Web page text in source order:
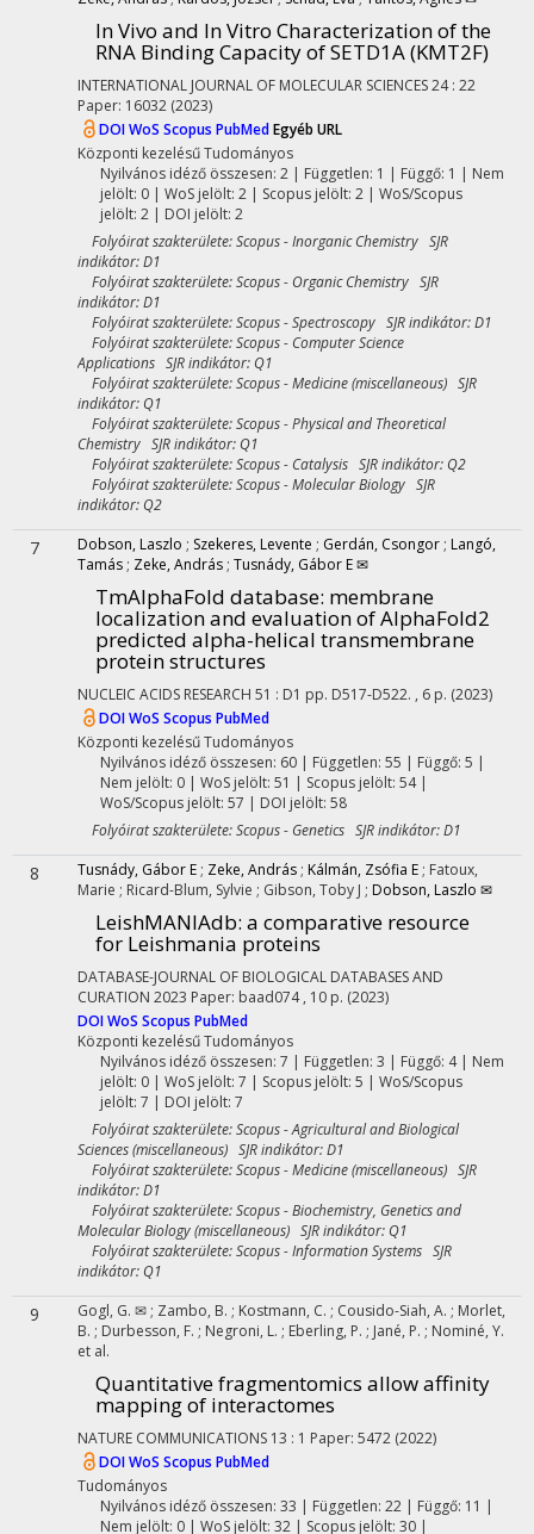
In Vivo and In Vitro Characterization of the
RNA Binding Capacity of SETD1A (KMT2F)
INTERNATIONAL JOURNAL OF MOLECULAR SCIENCES24: 22
Paper: 16032 (2023)
DOIWoS Scopus PubMedEgyéb URL
Központi kezelésűTudományos
Nyilvános idéző összesen: 2| Független: 1 | Függő: 1 | Nem
jelölt: 0 | WoS jelölt: 2 | Scopus jelölt: 2 | WoS/Scopus
jelölt: 2 | DOI jelölt: 2
Folyóirat szakterülete: Scopus - Inorganic Chemistry SJR
indikátor: D1
Folyóirat szakterülete: Scopus - Organic Chemistry SJR
indikátor: D1
Folyóirat szakterülete: Scopus - Spectroscopy SJR indikátor: D1
Folyóirat szakterülete: Scopus - Computer Science
Applications SJR indikátor: Q1
Folyóirat szakterülete: Scopus - Medicine (miscellaneous) SJR
indikátor: Q1
Folyóirat szakterülete: Scopus - Physical and Theoretical
Chemistry SJR indikátor: Q1
Folyóirat szakterülete: Scopus - Catalysis SJR indikátor: Q2
Folyóirat szakterülete: Scopus - Molecular Biology SJR
indikátor: Q2
7 Dobson, Laszlo ; Szekeres, Levente ; Gerdán, Csongor ; Langó,
Tamás ; Zeke, András ; Tusnády, Gábor E ✉
TmAlphaFold database: membrane
localization and evaluation of AlphaFold2
predicted alpha-helical transmembrane
protein structures
NUCLEIC ACIDS RESEARCH 51 : D1 pp. D517-D522. , 6 p. (2023)
DOIWoS Scopus PubMed
Központi kezelésűTudományos
Nyilvános idéző összesen: 60| Független: 55 | Függő: 5 |
Nem jelölt: 0 | WoS jelölt: 51 | Scopus jelölt: 54 |
WoS/Scopus jelölt: 57 | DOI jelölt: 58
Folyóirat szakterülete: Scopus - Genetics SJR indikátor: D1
8 Tusnády, Gábor E ; Zeke, András ; Kálmán, Zsófia E ; Fatoux,
Marie ; Ricard-Blum, Sylvie ; Gibson, Toby J ; Dobson, Laszlo ✉
LeishMANIAdb: a comparative resource
for Leishmania proteins
DATABASE-JOURNAL OF BIOLOGICAL DATABASES AND
CURATION 2023 Paper: baad074 , 10 p. (2023)
DOIWoS Scopus PubMed
Központi kezelésűTudományos
Nyilvános idéző összesen: 7 | Független: 3 | Függő: 4 | Nem
jelölt: 0 | WoS jelölt: 7 | Scopus jelölt: 5 | WoS/Scopus
jelölt: 7 | DOI jelölt: 7
Folyóirat szakterülete: Scopus - Agricultural and Biological
Sciences (miscellaneous) SJR indikátor: D1
Folyóirat szakterülete: Scopus - Medicine (miscellaneous) SJR
indikátor: D1
Folyóirat szakterülete: Scopus - Biochemistry, Genetics and
Molecular Biology (miscellaneous) SJR indikátor: Q1
Folyóirat szakterülete: Scopus - Information Systems SJR
indikátor: Q1
9 Gogl, G. ✉ ; Zambo, B. ; Kostmann, C. ; Cousido-Siah, A. ; Morlet,
B. ; Durbesson, F. ; Negroni, L. ; Eberling, P. ; Jané, P. ; Nominé, Y.
et al.
Quantitative fragmentomics allow affinity
mapping of interactomes
NATURE COMMUNICATIONS 13 : 1 Paper: 5472 (2022)
DOIWoS Scopus PubMed
Tudományos
Nyilvános idéző összesen: 33 | Független: 22 | Függő: 11 |
Nem jelölt: 0 | WoS jelölt: 32 | Scopus jelölt: 30 |